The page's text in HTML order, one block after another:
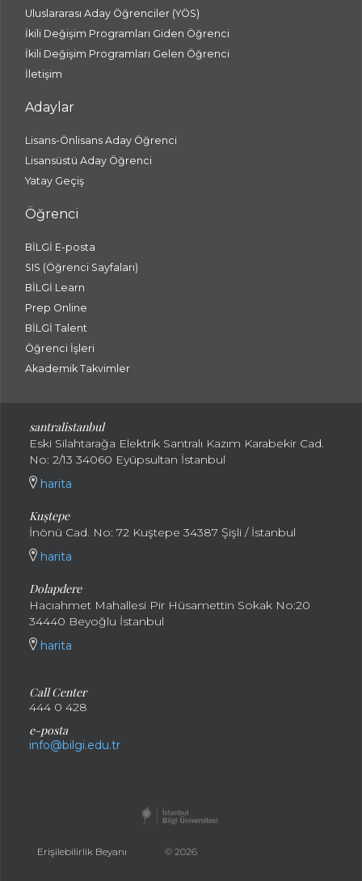
Uluslararası Aday Öğrenciler (YÖS)
İkili Değişim Programları Giden Öğrenci
İkili Değişim Programları Gelen Öğrenci
İletişim
Adaylar
Lisans-Önlisans Aday Öğrenci
Lisansüstü Aday Öğrenci
Yatay Geçiş
Öğrenci
BİLGİ E-posta
SIS (Öğrenci Sayfaları)
BİLGİ Learn
Prep Online
BİLGİ Talent
Öğrenci İşleri
Akademik Takvimler
santralistanbul
Eski Silahtarağa Elektrik Santralı Kazım Karabekir Cad.
No: 2/13 34060 Eyüpsultan İstanbul
harita
Kuştepe
İnönü Cad. No: 72 Kuştepe 34387 Şişli / İstanbul
harita
Dolapdere
Hacıahmet Mahallesi Pir Hüsamettin Sokak No:20
34440 Beyoğlu İstanbul
harita
Call Center
444 0 428
e-posta
info@bilgi.edu.tr
Erişilebilirlik Beyanı © 2026